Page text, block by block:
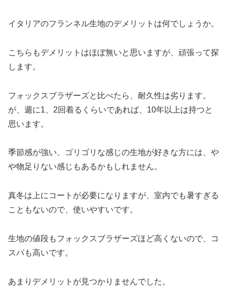
イタリアのフランネル生地のデメリットは何でしょうか。
こちらもデメリットはほぼ無いと思いますが、頑張って探
します。
フォックスブラザーズと比べたら、耐久性は劣ります。
が、週に1、2回着るくらいであれば、10年以上は持つと
思います。
季節感が強い、ゴリゴリな感じの生地が好きな方には、や
や物足りない感じもあるかもしれません。
真冬は上にコートが必要になりますが、室内でも暑すぎる
こともないので、使いやすいです。
生地の値段もフォックスブラザーズほど高くないので、コ
スパも高いです。
あまりデメリットが見つかりませんでした。